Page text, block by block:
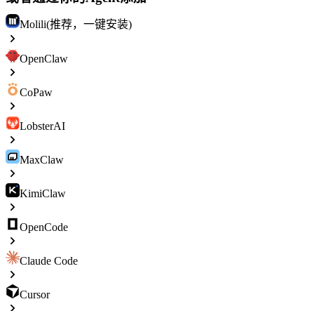
Molili(推荐，一键安装)
OpenClaw
CoPaw
LobsterAI
MaxClaw
KimiClaw
OpenCode
Claude Code
Cursor